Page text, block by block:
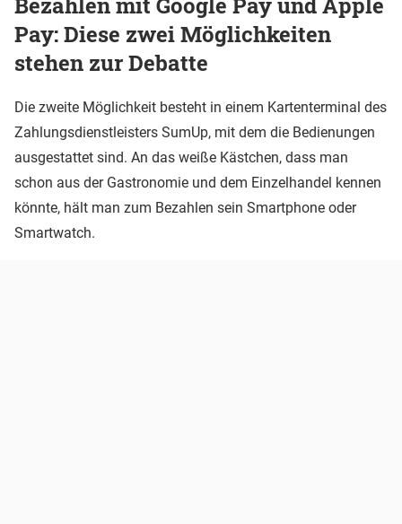
Pay: Diese zwei Möglichkeiten
stehen zur Debatte
Die zweite Möglichkeit besteht in einem Kartenterminal des
Zahlungsdienstleisters SumUp, mit dem die Bedienungen
ausgestattet sind. An das weiße Kästchen, dass man
schon aus der Gastronomie und dem Einzelhandel kennen
könnte, hält man zum Bezahlen sein Smartphone oder
Smartwatch.